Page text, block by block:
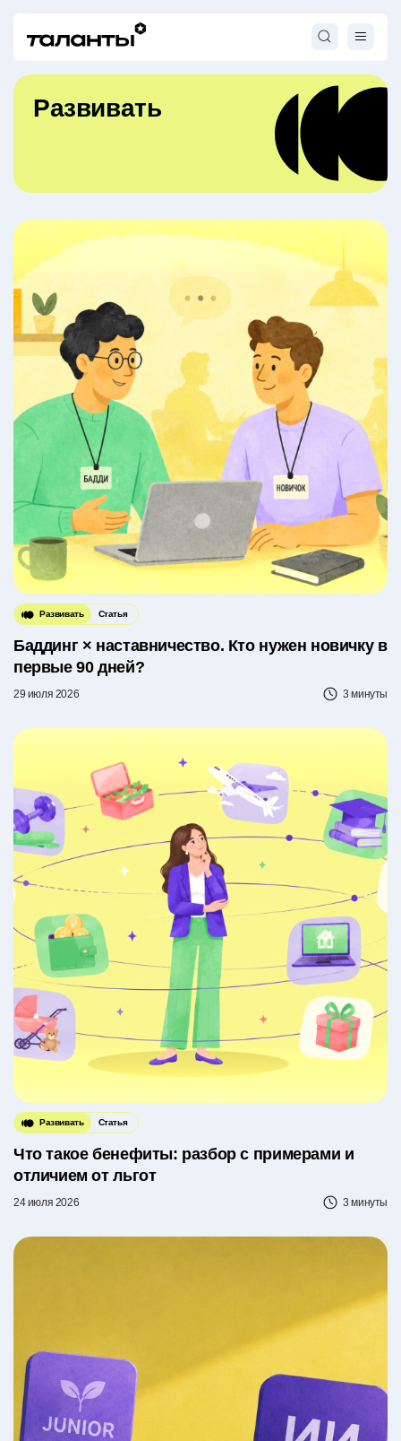
Развивать
Развивать Статья
Баддинг × наставничество. Кто нужен новичку в
первые 90 дней?
29 июля 2026 3 минуты
Развивать Статья
Что такое бенефиты: разбор с примерами и
отличием от льгот
24 июля 2026 3 минуты